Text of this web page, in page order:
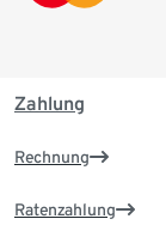
Zahlung
Rechnung
Ratenzahlung